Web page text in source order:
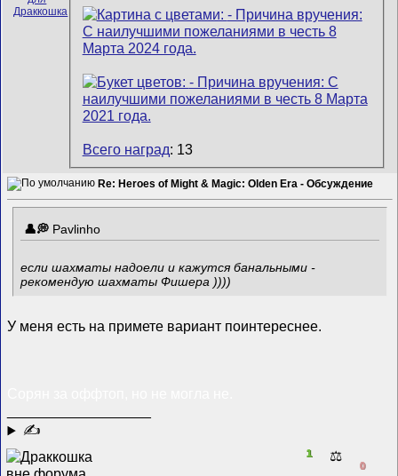
Всего наград: 13
Re: Heroes of Might & Magic: Olden Era - Обсуждение
Pavlinho
если шахматы надоели и кажутся банальными -
рекомендую шахматы Фишера ))))
У меня есть на примете вариант поинтереснее.
✍
1 ⚖️
0